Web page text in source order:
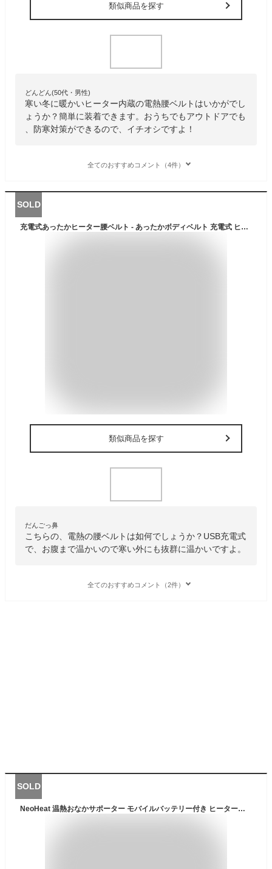
類似商品を探す
どんどん(50代・男性)
寒い冬に暖かいヒーター内蔵の電熱腰ベルトはいかがでし
ょうか？簡単に装着できます。おうちでもアウトドアでも
、防寒対策ができるので、イチオシですよ！
全てのおすすめコメント（4件）
SOLD
充電式あったかヒーター腰ベルト - あったかボディベルト 充電式 ヒーター 付き 電気ヒーター 内臓 電気 ボディベルト 腰 防寒 暖め あったか 腹巻 冬 暖房 電熱 遠赤外線 ギフト プレゼント 母の日 敬老の日 クマガイ SUNART SHW-01
類似商品を探す
だんごっ鼻
こちらの、電熱の腰ベルトは如何でしょうか？USB充電式
で、お腹まで温かいので寒い外にも抜群に温かいですよ。
全てのおすすめコメント（2件）
SOLD
NeoHeat 温熱おなかサポーター モバイルバッテリー付き ヒーター内蔵 生理痛 冷え 腰 ベルト 発熱 洋服の下に 温める 洗濯機 OK ヒーター 在宅ワーク 防寒